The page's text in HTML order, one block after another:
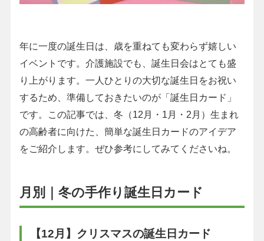
年に一度の誕生日は、歳を重ねても変わらず嬉しい
イベントです。介護施設でも、誕生日会はとても盛
り上がります。一人ひとりの大切な誕生日をお祝い
するため、準備しておきたいのが「誕生日カード」
です。この記事では、冬（12月・1月・2月）生まれ
の高齢者に向けた、簡単な誕生日カードのアイデア
をご紹介します。ぜひ参考にしてみてくださいね。
月別｜冬の手作り誕生日カード
【12月】クリスマスの誕生日カード